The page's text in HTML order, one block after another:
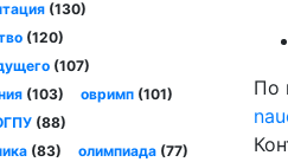
По
(130)
(120)
(107)
(103) овримп (101)
(88)
(83) олимпиада (77)